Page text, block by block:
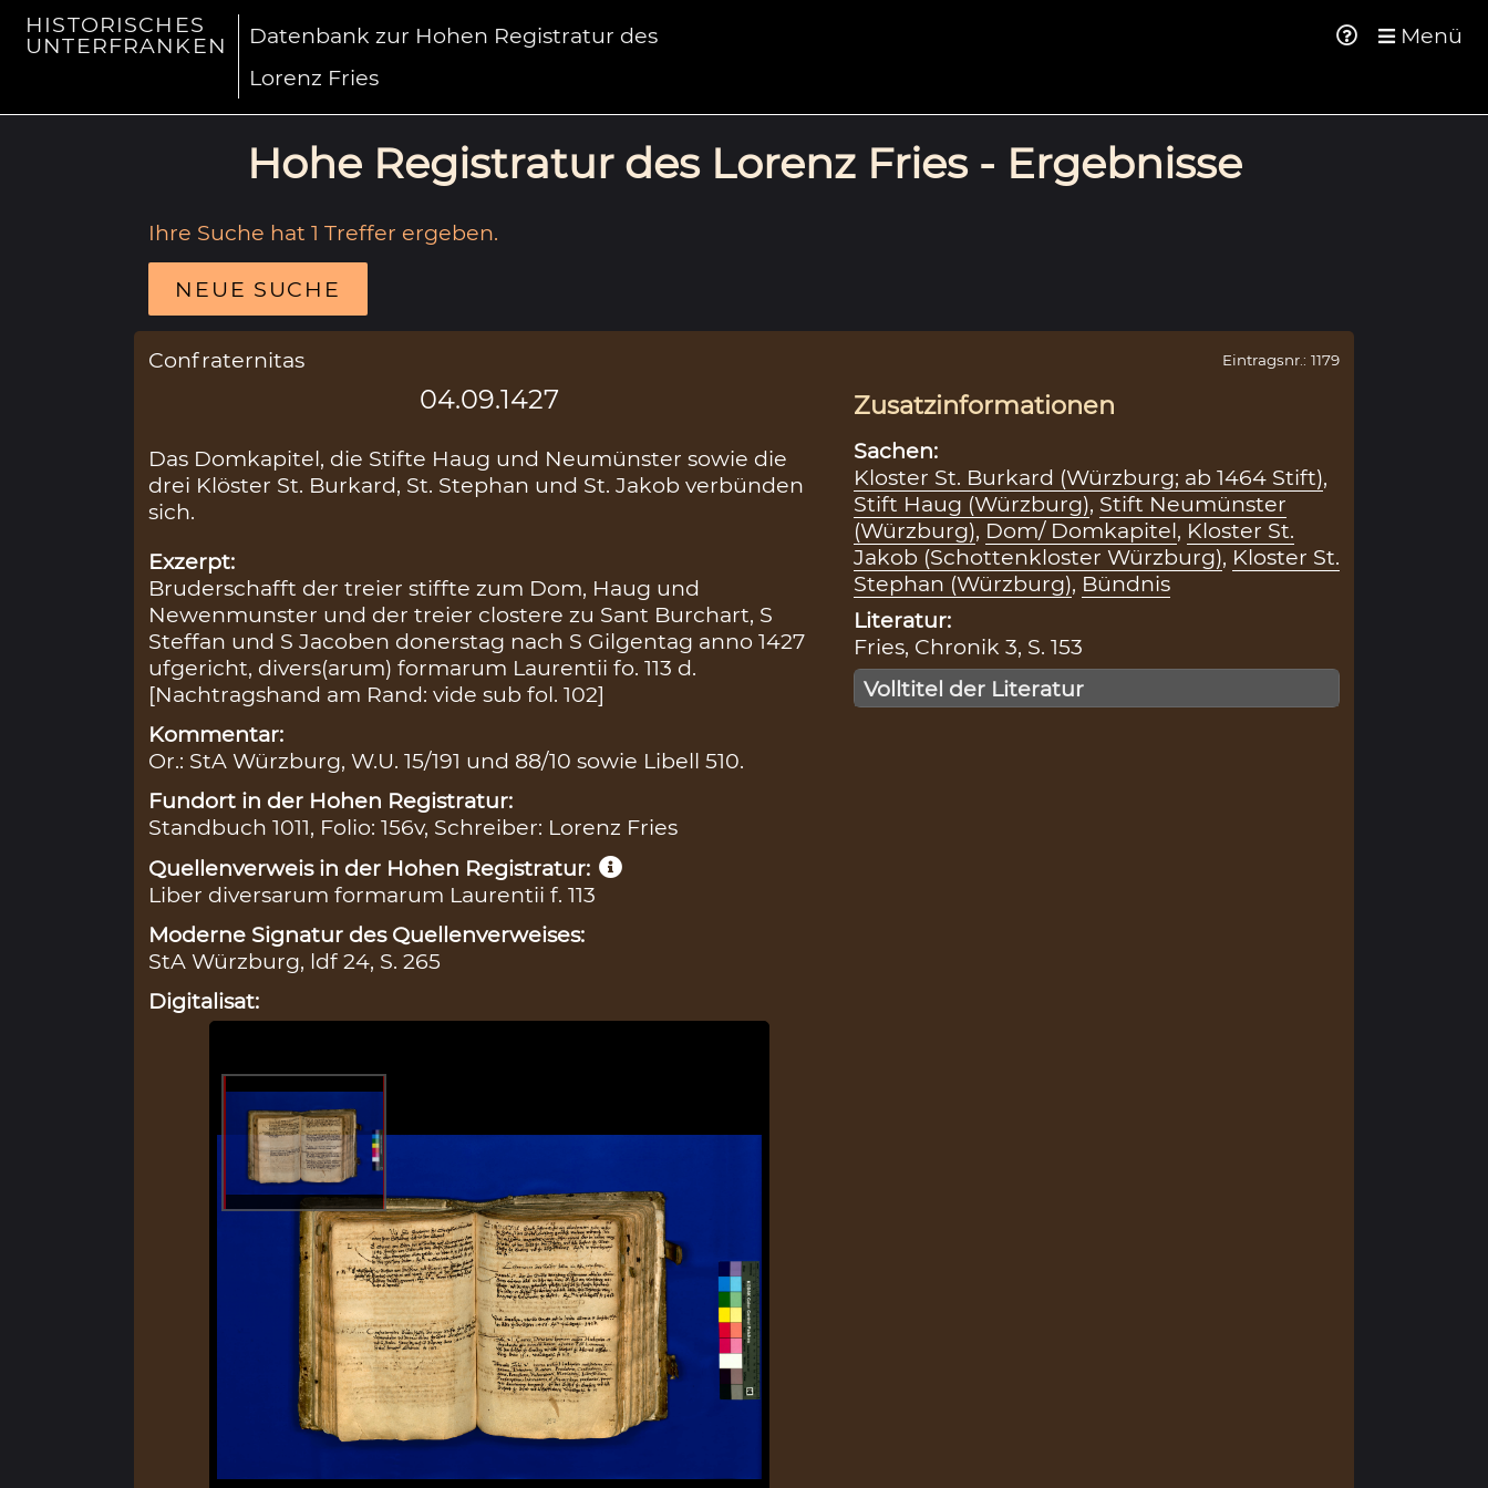
HISTORISCHES
UNTERFRANKEN
Datenbank zur Hohen Registratur des
Lorenz Fries
Menü
Hohe Registratur des Lorenz Fries - Ergebnisse
Ihre Suche hat 1 Treffer ergeben.
NEUE SUCHE
Confraternitas
04.09.1427
Das Domkapitel, die Stifte Haug und Neumünster sowie die
drei Klöster St. Burkard, St. Stephan und St. Jakob verbünden
sich.
Exzerpt:
Bruderschafft der treier stiffte zum Dom, Haug und
Newenmunster und der treier clostere zu Sant Burchart, S
Steffan und S Jacoben donerstag nach S Gilgentag anno 1427
ufgericht, divers(arum) formarum Laurentii fo. 113 d.
[Nachtragshand am Rand: vide sub fol. 102]
Kommentar:
Or.: StA Würzburg, W.U. 15/191 und 88/10 sowie Libell 510.
Fundort in der Hohen Registratur:
Standbuch 1011, Folio: 156v, Schreiber: Lorenz Fries
Quellenverweis in der Hohen Registratur:
Liber diversarum formarum Laurentii f. 113
Moderne Signatur des Quellenverweises:
StA Würzburg, ldf 24, S. 265
Digitalisat:
Eintragsnr.: 1179
Zusatzinformationen
Sachen:
Kloster St. Burkard (Würzburg; ab 1464 Stift),
Stift Haug (Würzburg), Stift Neumünster
(Würzburg), Dom/ Domkapitel, Kloster St.
Jakob (Schottenkloster Würzburg), Kloster St.
Stephan (Würzburg), Bündnis
Literatur:
Fries, Chronik 3, S. 153
Volltitel der Literatur